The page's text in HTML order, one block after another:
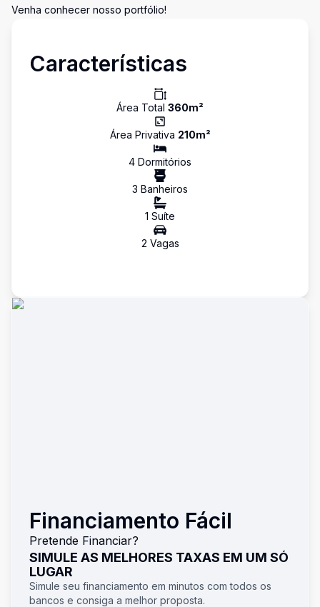
Venha conhecer nosso portfólio!
Características
Área Total 360m²
Área Privativa 210m²
4 Dormitórios
3 Banheiros
1 Suíte
2 Vagas
Financiamento Fácil
Pretende Financiar?
SIMULE AS MELHORES TAXAS EM UM SÓ
LUGAR
Simule seu financiamento em minutos com todos os
bancos e consiga a melhor proposta.